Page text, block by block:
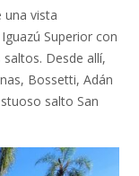
una vista
Superior con
Desde allí,
Bossetti, Adán
salto San